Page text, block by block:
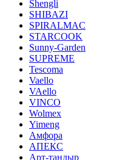
Shengli
SHIBAZI
SPIRALMAC
STARCOOK
Sunny-Garden
SUPREME
Tescoma
Vaello
VAello
VINCO
Wolmex
Yimeng
Амфора
АПЕКС
Арт-тандыр